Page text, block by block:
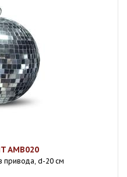
AMB020
привода, d-20 см